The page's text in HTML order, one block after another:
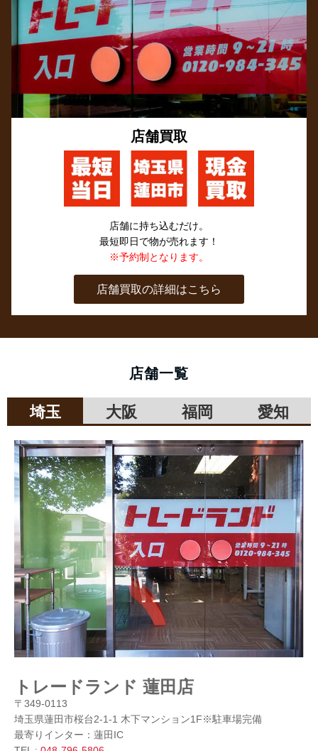
店舗買取
店舗に持ち込むだけ。
最短即日で物が売れます！
※予約制となります。
店舗買取の詳細はこちら
店舗一覧
埼玉 大阪 福岡 愛知
トレードランド 蓮田店
〒349-0113
埼玉県蓮田市桜台2-1-1 木下マンション1F※駐車場完備
最寄りインター：蓮田IC